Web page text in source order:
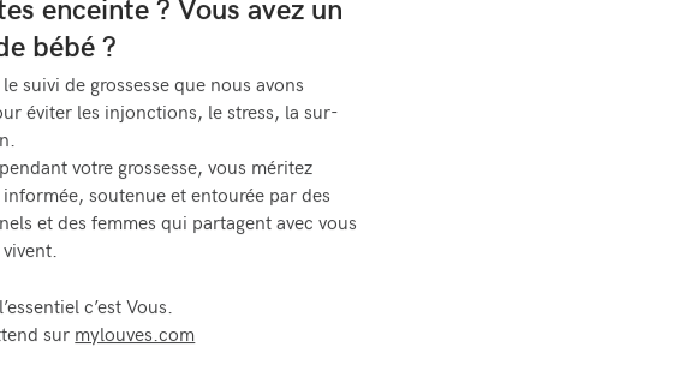
enceinte ? Vous avez un
bébé ?
suivi de grossesse que nous avons
éviter les injonctions, le stress, la sur-
votre grossesse, vous méritez
informée, soutenue et entourée par des
et des femmes qui partagent avec vous
vivent.
c’est Vous.
surmylouves.com